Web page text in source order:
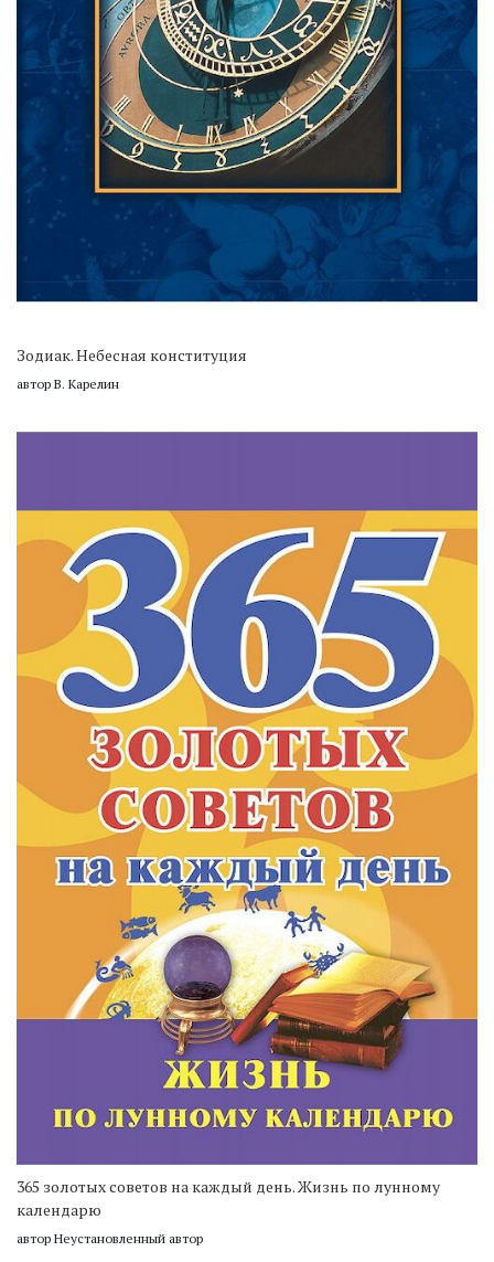
Зодиак. Небесная конституция
автор В. Карелин
365 золотых советов на каждый день. Жизнь по лунному
календарю
автор Неустановленный автор